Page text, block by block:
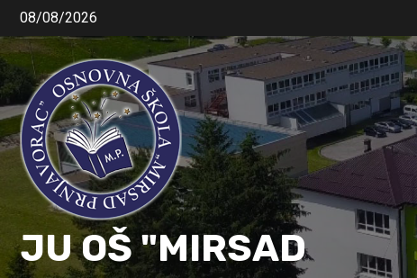
08/08/2026
JU OŠ "MIRSAD